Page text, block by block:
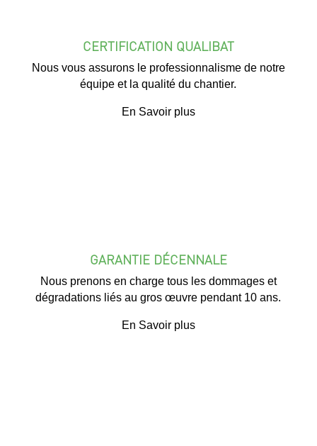
CERTIFICATION QUALIBAT
Nous vous assurons le professionnalisme de notre
équipe et la qualité du chantier.
En Savoir plus
GARANTIE DÉCENNALE
Nous prenons en charge tous les dommages et
dégradations liés au gros œuvre pendant 10 ans.
En Savoir plus